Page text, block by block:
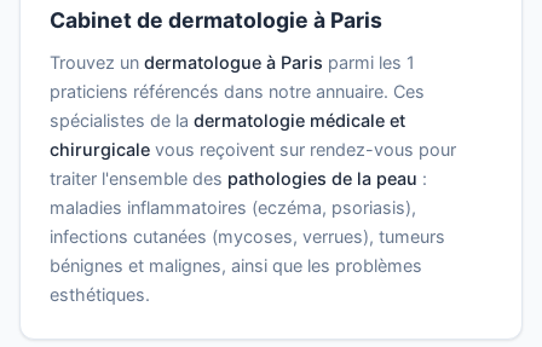
Cabinet de dermatologie à Paris
Trouvez un dermatologue à Paris parmi les 1
praticiens référencés dans notre annuaire. Ces
spécialistes de la dermatologie médicale et
chirurgicale vous reçoivent sur rendez-vous pour
traiter l'ensemble des pathologies de la peau :
maladies inflammatoires (eczéma, psoriasis),
infections cutanées (mycoses, verrues), tumeurs
bénignes et malignes, ainsi que les problèmes
esthétiques.